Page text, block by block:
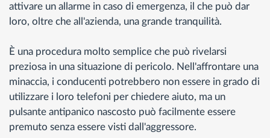
attivare un allarme in caso di emergenza, il che può dar
loro, oltre che all'azienda, una grande tranquilità.
È una procedura molto semplice che può rivelarsi
preziosa in una situazione di pericolo. Nell'affrontare una
minaccia, i conducenti potrebbero non essere in grado di
utilizzare i loro telefoni per chiedere aiuto, ma un
pulsante antipanico nascosto può facilmente essere
premuto senza essere visti dall'aggressore.